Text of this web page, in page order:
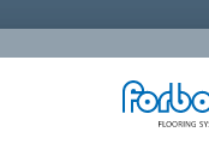
FAQ AIDE